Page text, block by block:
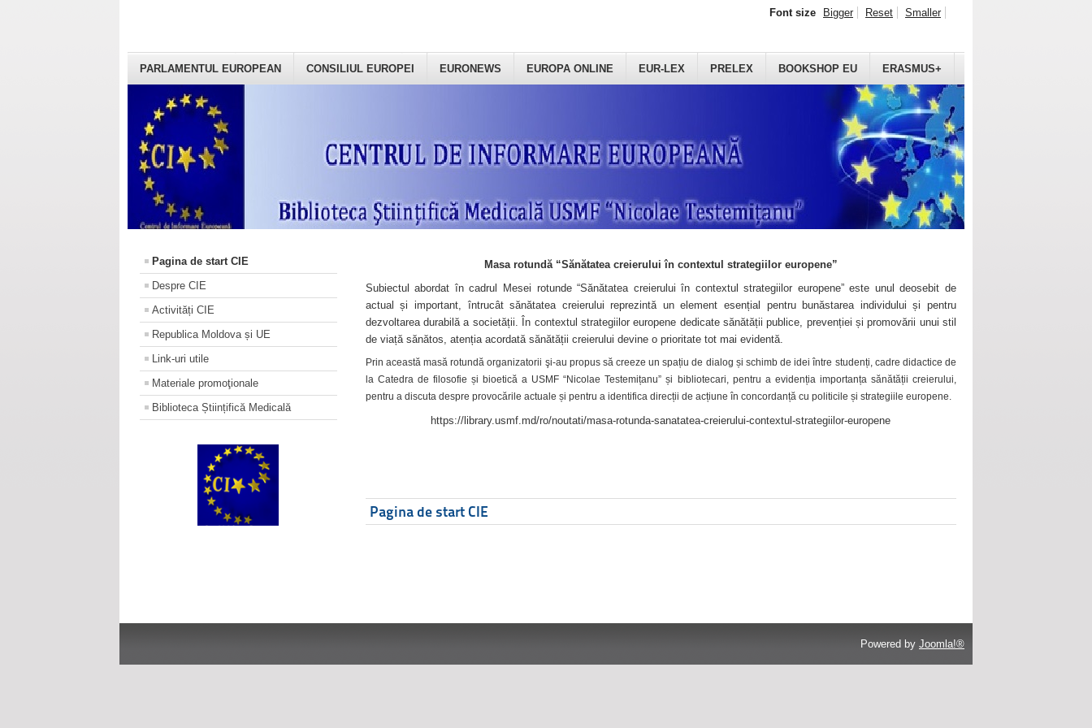
PARLAMENTUL EUROPEAN CONSILIUL EUROPEI EURONEWS EUROPA ONLINE EUR-LEX PRELEX BOOKSHOP EU ERASMUS+
Font size Bigger Reset Smaller
Pagina de start CIE
Despre CIE
Activități CIE
Republica Moldova și UE
Link-uri utile
Materiale promoţionale
Biblioteca Științifică Medicală
Masa rotundă “Sănătatea creierului în contextul strategiilor europene”
Subiectul abordat în cadrul Mesei rotunde “Sănătatea creierului în contextul strategiilor europene” este unul deosebit de
actual și important, întrucât sănătatea creierului reprezintă un element esențial pentru bunăstarea individului și pentru
dezvoltarea durabilă a societății. În contextul strategiilor europene dedicate sănătății publice, prevenției și promovării unui stil
de viață sănătos, atenția acordată sănătății creierului devine o prioritate tot mai evidentă.
Prin această masă rotundă organizatorii şi-au propus să creeze un spațiu de dialog și schimb de idei între studenți, cadre didactice de
la Catedra de filosofie și bioetică a USMF “Nicolae Testemițanu” și bibliotecari, pentru a evidenția importanța sănătății creierului,
pentru a discuta despre provocările actuale și pentru a identifica direcții de acțiune în concordanță cu politicile și strategiile europene.
https://library.usmf.md/ro/noutati/masa-rotunda-sanatatea-creierului-contextul-strategiilor-europene
Pagina de start CIE
Powered by Joomla!®